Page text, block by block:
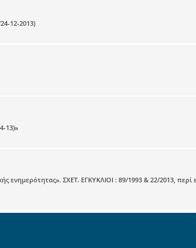
12-2013)
13)»
ενημερότητας». ΣΧΕΤ. ΕΓΚΥΚΛΙΟΙ : 89/1993 & 22/2013, περί